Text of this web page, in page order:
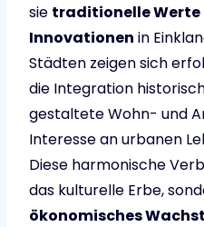
sie traditionelle Werte
Innovationen in
Städten zeigen sich
die Integration
gestaltete Wohn- und
Interesse an urbanen
Diese harmonische
das kulturelle Erbe,
ökonomisches